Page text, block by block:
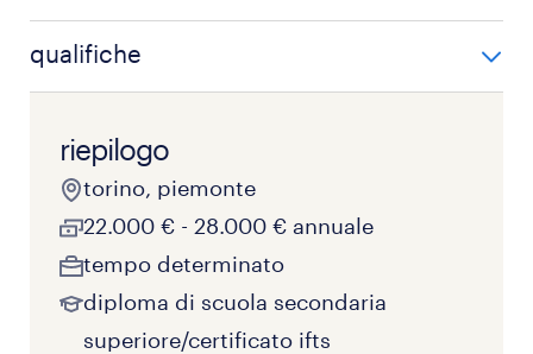
posa in opera di cavi, cavidotti ed enti ferroviari e
Esecuzione lavori di piazzale dei sistemi ferroviari di
Segnalamento e Telecomunicazioni.
qualifiche
Esperienza pregressa di almeno 2 anni come
elettricista preferibilmente su cantieri ferroviari;
Disponibilità al lavoro notturno;
capacità di lettura e interpretazione degli
schemi elettrici;
riepilogo
torino, piemonte
22.000 € - 28.000 € annuale
tempo determinato
diploma di scuola secondaria
superiore/certificato ifts